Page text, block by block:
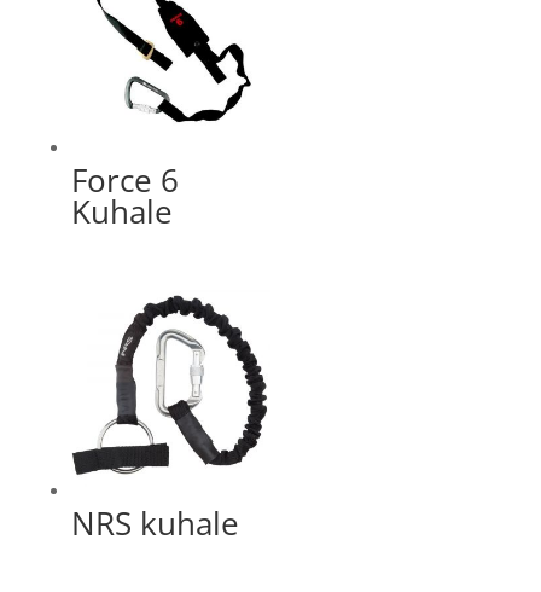
Force 6
Kuhale
NRS kuhale